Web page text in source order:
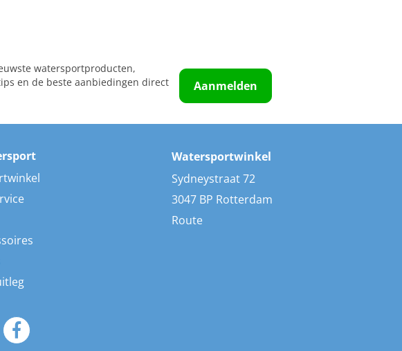
watersportproducten,
en de beste aanbiedingen direct
Aanmelden
Watersportwinkel
Sydneystraat 72
3047 BP Rotterdam
Route